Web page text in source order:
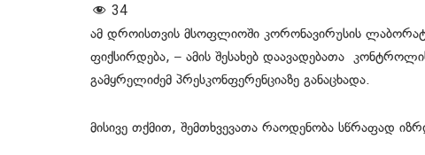
34
ამ დროისთვის მსოფლიოში კორონავირუსის
ფიქსირდება, – ამის შესახებ დაავადებათა
გამყრელიძემ პრესკონფერენციაზე განაცხადა.
მისივე თქმით, შემთხვევათა რაოდენობა სწრაფად